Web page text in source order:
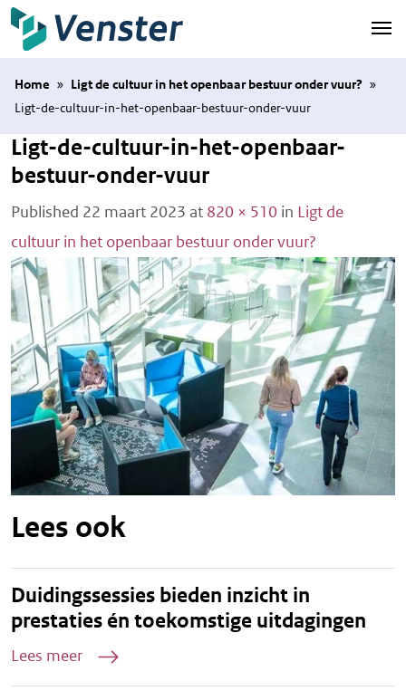
Naar hoofdinhoud
Home » Ligt de cultuur in het openbaar bestuur onder vuur? »
Ligt-de-cultuur-in-het-openbaar-bestuur-onder-vuur
Ligt-de-cultuur-in-het-openbaar-
bestuur-onder-vuur
Published 22 maart 2023 at 820 × 510 in Ligt de
cultuur in het openbaar bestuur onder vuur?
Lees ook
Duidingssessies bieden inzicht in
prestaties én toekomstige uitdagingen
Lees meer